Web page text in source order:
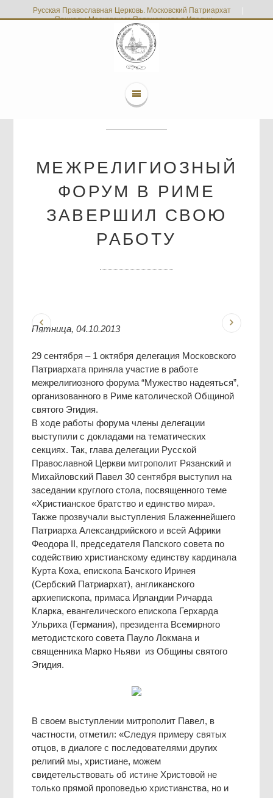
Русская Православная Церковь. Московский Патриархат
Приходы Московского Патриархата в Италии
МЕЖРЕЛИГИОЗНЫЙ
ФОРУМ В РИМЕ
ЗАВЕРШИЛ СВОЮ
РАБОТУ
Пятница, 04.10.2013
29 сентября – 1 октября делегация Московского
Патриархата приняла участие в работе
межрелигиозного форума “Мужество надеяться”,
организованного в Риме католической Общиной
святого Эгидия.
В ходе работы форума члены делегации
выступили с докладами на тематических
секциях. Так, глава делегации Русской
Православной Церкви митрополит Рязанский и
Михайловский Павел 30 сентября выступил на
заседании круглого стола, посвященного теме
«Христианское братство и единство мира».
Также прозвучали выступления Блаженнейшего
Патриарха Александрийского и всей Африки
Феодора II, председателя Папского совета по
содействию христианскому единству кардинала
Курта Коха, епископа Бачского Иринея
(Сербский Патриархат), англиканского
архиепископа, примаса Ирландии Ричарда
Кларка, евангелического епископа Герхарда
Ульриха (Германия), президента Всемирного
методистского совета Пауло Локмана и
священника Марко Ньяви из Общины святого
Эгидия.
В своем выступлении митрополит Павел, в
частности, отметил: «Следуя примеру святых
отцов, в диалоге с последователями других
религий мы, христиане, можем
свидетельствовать об истине Христовой не
только прямой проповедью христианства, но и